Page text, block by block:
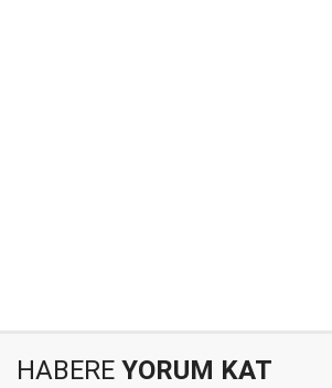
HABERE YORUM KAT